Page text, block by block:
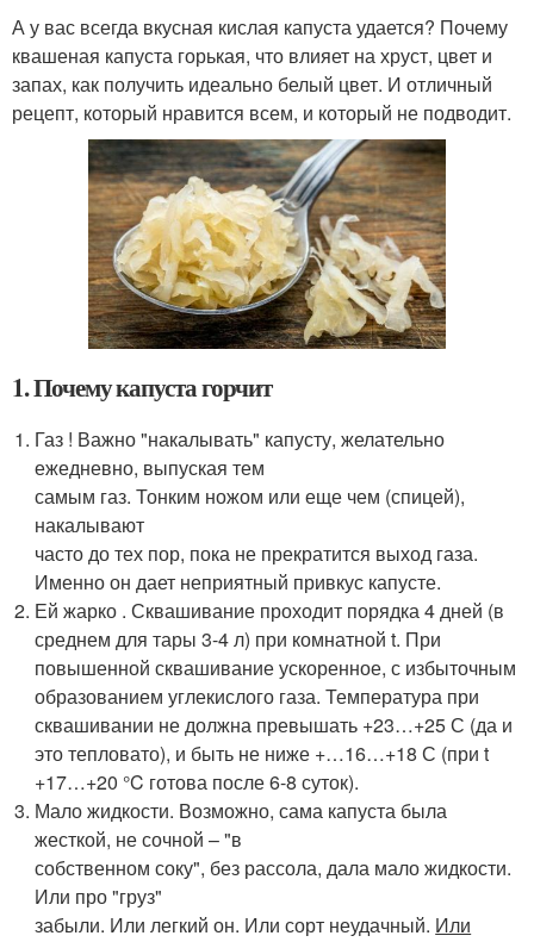
А у вас всегда вкусная кислая капуста удается? Почему
квашеная капуста горькая, что влияет на хруст, цвет и
запах, как получить идеально белый цвет. И отличный
рецепт, который нравится всем, и который не подводит.
1. Почему капуста горчит
Газ ! Важно "накалывать" капусту, желательно
ежедневно, выпуская тем
самым газ. Тонким ножом или еще чем (спицей),
накалывают
часто до тех пор, пока не прекратится выход газа.
Именно он дает неприятный привкус капусте.
Ей жарко . Сквашивание проходит порядка 4 дней (в
среднем для тары 3-4 л) при комнатной t. При
повышенной сквашивание ускоренное, с избыточным
образованием углекислого газа. Температура при
сквашивании не должна превышать +23…+25 С (да и
это тепловато), и быть не ниже +…16…+18 С (при t
+17…+20 °C готова после 6-8 суток).
Мало жидкости. Возможно, сама капуста была
жесткой, не сочной – "в
собственном соку", без рассола, дала мало жидкости.
Или про "груз"
забыли. Или легкий он. Или сорт неудачный. Или